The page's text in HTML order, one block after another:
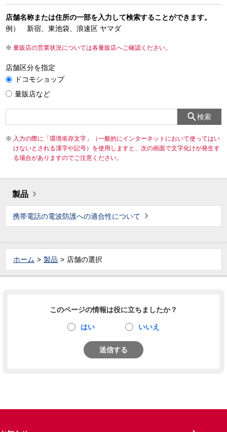
店舗名称または住所の一部を入力して検索することができます。
例） 新宿、東池袋、浪速区 ヤマダ
量販店の営業状況については各量販店へご確認ください。
店舗区分を指定
ドコモショップ
量販店など
検索
入力の際に「環境依存文字」（一般的にインターネットにおいて使ってはい
けないとされる漢字や記号）を使用しますと、次の画面で文字化けが発生す
る場合がありますのでご注意ください。
製品
携帯電話の電波防護への適合性について
ホーム 製品 店舗の選択
このページの情報は役に立ちましたか？
はい いいえ
送信する